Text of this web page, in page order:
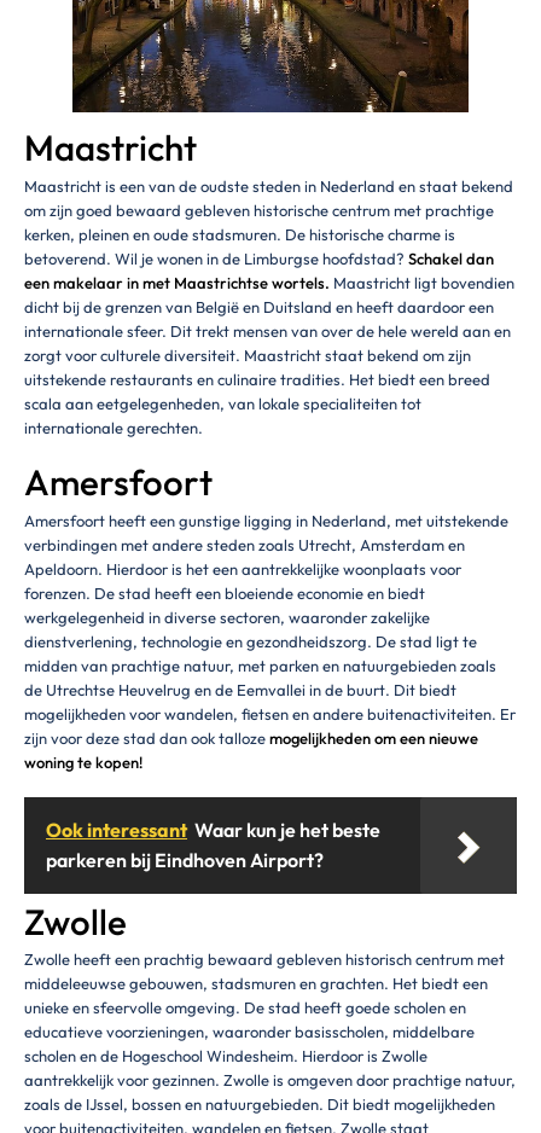
Maastricht
Maastricht is een van de oudste steden in Nederland en staat bekend
om zijn goed bewaard gebleven historische centrum met prachtige
kerken, pleinen en oude stadsmuren. De historische charme is
betoverend. Wil je wonen in de Limburgse hoofdstad? Schakel dan
een makelaar in met Maastrichtse wortels. Maastricht ligt bovendien
dicht bij de grenzen van België en Duitsland en heeft daardoor een
internationale sfeer. Dit trekt mensen van over de hele wereld aan en
zorgt voor culturele diversiteit. Maastricht staat bekend om zijn
uitstekende restaurants en culinaire tradities. Het biedt een breed
scala aan eetgelegenheden, van lokale specialiteiten tot
internationale gerechten.
Amersfoort
Amersfoort heeft een gunstige ligging in Nederland, met uitstekende
verbindingen met andere steden zoals Utrecht, Amsterdam en
Apeldoorn. Hierdoor is het een aantrekkelijke woonplaats voor
forenzen. De stad heeft een bloeiende economie en biedt
werkgelegenheid in diverse sectoren, waaronder zakelijke
dienstverlening, technologie en gezondheidszorg. De stad ligt te
midden van prachtige natuur, met parken en natuurgebieden zoals
de Utrechtse Heuvelrug en de Eemvallei in de buurt. Dit biedt
mogelijkheden voor wandelen, fietsen en andere buitenactiviteiten. Er
zijn voor deze stad dan ook tallozemogelijkheden om een nieuwe
woning te kopen!
Ook interessant Waar kun je het beste
parkeren bij Eindhoven Airport?
Zwolle
Zwolle heeft een prachtig bewaard gebleven historisch centrum met
middeleeuwse gebouwen, stadsmuren en grachten. Het biedt een
unieke en sfeervolle omgeving. De stad heeft goede scholen en
educatieve voorzieningen, waaronder basisscholen, middelbare
scholen en de Hogeschool Windesheim. Hierdoor is Zwolle
aantrekkelijk voor gezinnen. Zwolle is omgeven door prachtige natuur,
zoals de IJssel, bossen en natuurgebieden. Dit biedt mogelijkheden
voor buitenactiviteiten, wandelen en fietsen. Zwolle staat